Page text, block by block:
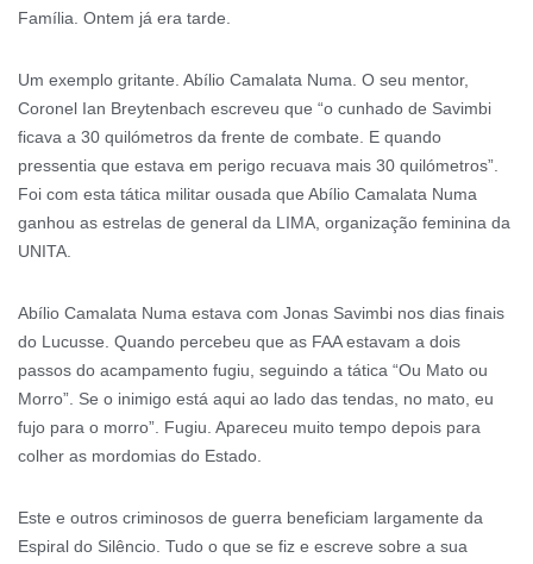
Família. Ontem já era tarde.
Um exemplo gritante. Abílio Camalata Numa. O seu mentor,
Coronel Ian Breytenbach escreveu que “o cunhado de Savimbi
ficava a 30 quilómetros da frente de combate. E quando
pressentia que estava em perigo recuava mais 30 quilómetros”.
Foi com esta tática militar ousada que Abílio Camalata Numa
ganhou as estrelas de general da LIMA, organização feminina da
UNITA.
Abílio Camalata Numa estava com Jonas Savimbi nos dias finais
do Lucusse. Quando percebeu que as FAA estavam a dois
passos do acampamento fugiu, seguindo a tática “Ou Mato ou
Morro”. Se o inimigo está aqui ao lado das tendas, no mato, eu
fujo para o morro”. Fugiu. Apareceu muito tempo depois para
colher as mordomias do Estado.
Este e outros criminosos de guerra beneficiam largamente da
Espiral do Silêncio. Tudo o que se fiz e escreve sobre a sua